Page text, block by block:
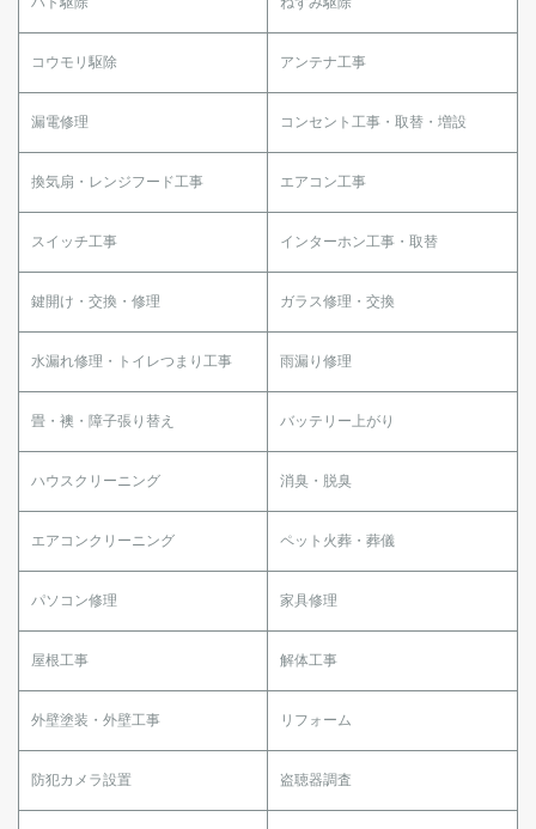
コウモリ駆除 アンテナ工事
漏電修理 コンセント工事・取替・増設
換気扇・レンジフード工事 エアコン工事
スイッチ工事 インターホン工事・取替
鍵開け・交換・修理 ガラス修理・交換
水漏れ修理・トイレつまり工事 雨漏り修理
畳・襖・障子張り替え バッテリー上がり
ハウスクリーニング 消臭・脱臭
エアコンクリーニング ペット火葬・葬儀
パソコン修理 家具修理
屋根工事 解体工事
外壁塗装・外壁工事 リフォーム
防犯カメラ設置 盗聴器調査